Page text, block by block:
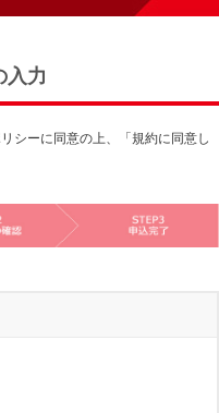
入力
シーに同意の上、「規約に同意し